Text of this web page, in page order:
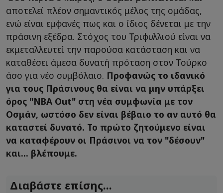
αποτελεί πλέον σημαντικός μέλος της ομάδας,
ενώ είναι εμφανές πως και ο ίδιος δένεται με την
πράσινη εξέδρα. Στόχος του Τριφυλλιού είναι να
εκμεταλλευτεί την παρούσα κατάσταση και να
καταθέσει άμεσα δυνατή πρόταση στον Τούρκο
άσο για νέο συμβόλαιο. Προφανώς το ιδανικό
για τους Πράσινους θα είναι να μην υπάρξει
όρος "NBA Out" στη νέα συμφωνία με τον
Οσμάν, ωστόσο δεν είναι βέβαιο το αν αυτό θα
καταστεί δυνατό. Το πρώτο ζητούμενο είναι
να καταφέρουν οι Πράσινοι να τον "δέσουν"
και... βλέπουμε.
Διαβάστε επίσης...